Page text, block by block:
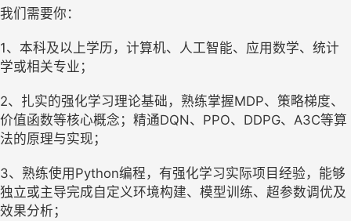
我们需要你：
1、本科及以上学历，计算机、人工智能、应用数学、统计
学或相关专业；
2、扎实的强化学习理论基础，熟练掌握MDP、策略梯度、
价值函数等核心概念；精通DQN、PPO、DDPG、A3C等算
法的原理与实现；
3、熟练使用Python编程，有强化学习实际项目经验，能够
独立或主导完成自定义环境构建、模型训练、超参数调优及
效果分析；